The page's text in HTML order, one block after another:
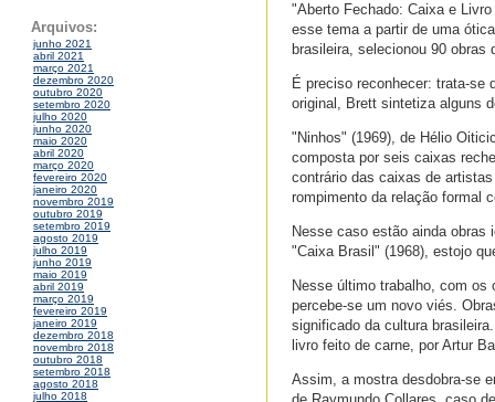
Arquivos:
junho 2021
abril 2021
março 2021
dezembro 2020
outubro 2020
setembro 2020
julho 2020
junho 2020
maio 2020
abril 2020
março 2020
fevereiro 2020
janeiro 2020
novembro 2019
outubro 2019
setembro 2019
agosto 2019
julho 2019
junho 2019
maio 2019
abril 2019
março 2019
fevereiro 2019
janeiro 2019
dezembro 2018
novembro 2018
outubro 2018
setembro 2018
agosto 2018
julho 2018
"Aberto Fechado: Caixa e
esse tema a partir de uma
brasileira, selecionou 90 obras
É preciso reconhecer: trata-se
original, Brett sintetiza alguns
"Ninhos" (1969), de Hélio
composta por seis caixas
contrário das caixas de
rompimento da relação formal
Nesse caso estão ainda obras
"Caixa Brasil" (1968), estojo
Nesse último trabalho, com
percebe-se um novo viés.
significado da cultura
livro feito de carne, por Artur
Assim, a mostra desdobra-se